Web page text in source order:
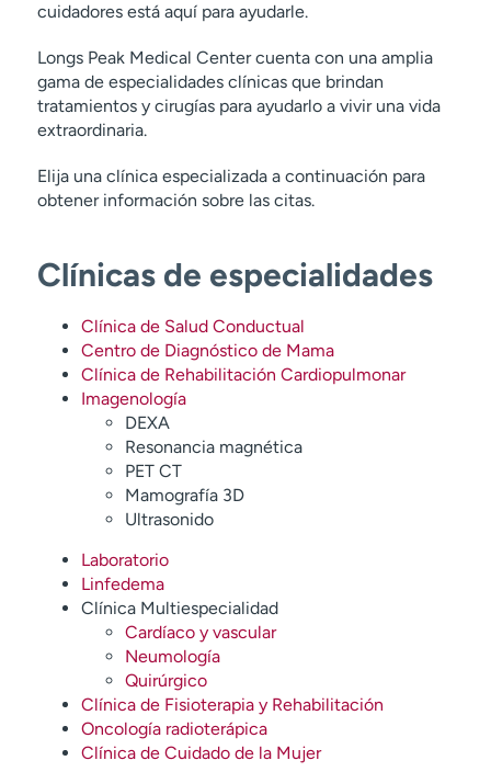
cuidadores está aquí para ayudarle.
Longs Peak Medical Center cuenta con una amplia
gama de especialidades clínicas que brindan
tratamientos y cirugías para ayudarlo a vivir una vida
extraordinaria.
Elija una clínica especializada a continuación para
obtener información sobre las citas.
Clínicas de especialidades
Clínica de Salud Conductual
Centro de Diagnóstico de Mama
Clínica de Rehabilitación Cardiopulmonar
Imagenología
DEXA
Resonancia magnética
PET CT
Mamografía 3D
Ultrasonido
Laboratorio
Linfedema
Clínica Multiespecialidad
Cardíaco y vascular
Neumología
Quirúrgico
Clínica de Fisioterapia y Rehabilitación
Oncología radioterápica
Clínica de Cuidado de la Mujer